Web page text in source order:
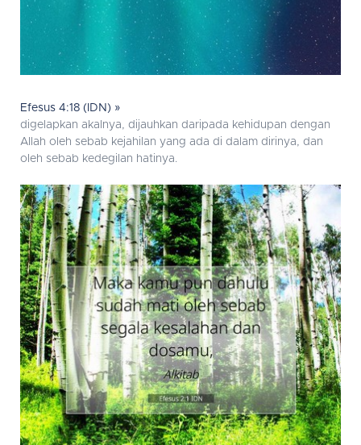
Efesus 4:18 (IDN) »
digelapkan akalnya, dijauhkan daripada kehidupan dengan
Allah oleh sebab kejahilan yang ada di dalam dirinya, dan
oleh sebab kedegilan hatinya.